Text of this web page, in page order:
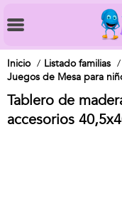
Inicio Listado familias
Juegos de Mesa para
Tablero de
accesorios